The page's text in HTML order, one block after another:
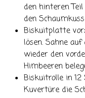
den hinteren
den
Biskuitplatte
lösen. Sahne
wieder den
Himbeeren
Biskuitrolle in
Kuvertüre die